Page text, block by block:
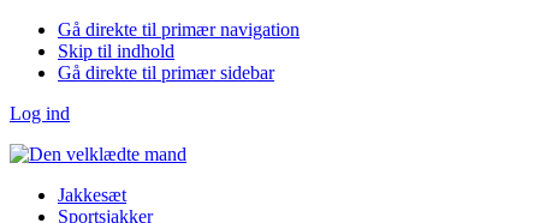
Gå direkte til primær navigation
Skip til indhold
Gå direkte til primær sidebar
Log ind
Jakkesæt
Sportsjakker